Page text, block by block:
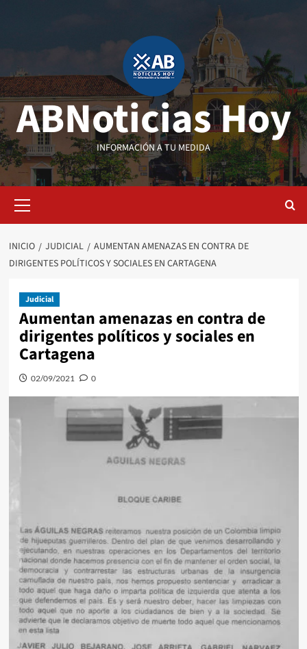
ABNoticias Hoy
INFORMACIÓN A TU MEDIDA
primario
INICIO JUDICIAL
AUMENTAN AMENAZAS EN CONTRA DE
DIRIGENTES POLÍTICOS Y SOCIALES EN CARTAGENA
Judicial
Aumentan amenazas en contra de
dirigentes políticos y sociales en
Cartagena
02/09/2021 0